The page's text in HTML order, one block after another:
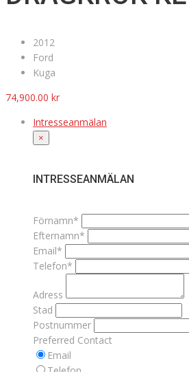
2012
Ford
Kuga
74,900.00 kr
Intresseanmälan
×
INTRESSEANMÄLAN
Förnamn*
Efternamn*
Email*
Telefon*
Adress
Stad
Postnummer
Preferred Contact
Email